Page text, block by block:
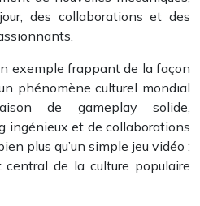
des collaborations et des
exemple frappant de la façon
phénomène culturel mondial
de gameplay solide,
ingénieux et de collaborations
plus qu’un simple jeu vidéo ;
de la culture populaire